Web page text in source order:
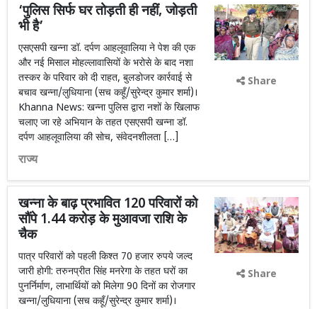
‘पुलिस सिर्फ घर तोड़ती ही नहीं, जोड़ती
भी है’
एसएसपी खन्ना डॉ. दर्पण आहलूवालिया ने पेश की एक
और नई मिसाल मोहल्लावासियों के भरोसे के बाद नशा
तस्कर के परिवार को दी राहत, बुलडोजर कार्रवाई से
बचाव खन्ना/लुधियाना (सच कहूँ/सुरेन्द्र कुमार शर्मा)।
Khanna News: खन्ना पुलिस द्वारा नशों के खिलाफ
चलाए जा रहे अभियान के तहत एसएसपी खन्ना डॉ.
दर्पण आहलूवालिया की सोच, संवेदनशीलता […]
राज्य
Share
खन्ना के बाढ़ प्रभावित 120 परिवारों को
सौंपे 1.44 करोड़ के मुआवजा राशि के
चैक
पात्र परिवारों को पहली किश्त 70 हजार रुपये जल्द
जारी होगी: तरुनप्रीत सिंह मनरेगा के तहत घरों का
पुनर्निर्माण, लाभार्थियों को मिलेगा 90 दिनों का रोजगार
खन्ना/लुधियाना (सच कहूँ/सुरेन्द्र कुमार शर्मा)।
Share